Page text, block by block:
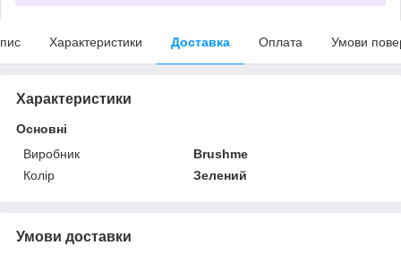
Характеристики Доставка Оплата Умови
Характеристики
Основні
Виробник
Brushme
Колір
Зелений
Умови доставки